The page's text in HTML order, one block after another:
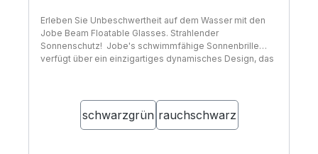
Erleben Sie Unbeschwertheit auf dem Wasser mit den
Jobe Beam Floatable Glasses. Strahlender
Sonnenschutz! Jobe's schwimmfähige Sonnenbrille
verfügt über ein einzigartiges dynamisches Design, das
Das komfortable Design kombiniert mit einem
rutschfesten Nasensteg hält die Brille dort, wo sie
schwarzgrün rauchschwarz